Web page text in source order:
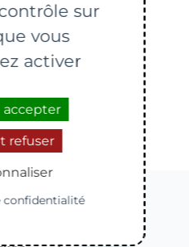
en lien
sur
vous
activer
accepter
refuser
confidentialité